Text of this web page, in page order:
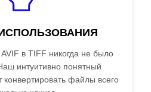
в TIFF никогда не было
интуитивно понятный
конвертировать файлы всего